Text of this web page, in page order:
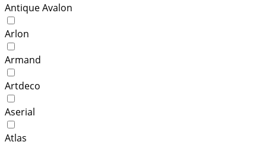
Antique Avalon
Arlon
Armand
Artdeco
Aserial
Atlas